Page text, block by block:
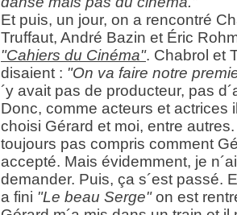
Et puis, un jour, on a rencontré
Truffaut, André Bazin et Éric
"Cahiers du Cinéma". Chabrol et
disaient : "On va faire notre
´y avait pas de producteur, pas
Donc, comme acteurs et actrices
choisi Gérard et moi, entre autres.
toujours pas compris comment
accepté. Mais évidemment, je
demander. Puis, ça s´est passé.
a fini "Le beau Serge"on est